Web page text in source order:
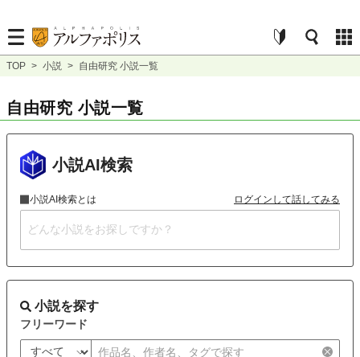
TOP > 小説 > 自由研究 小説一覧
自由研究 小説一覧
小説AI検索
小説AI検索とは ログインして話してみる
小説を探す
フリーワード